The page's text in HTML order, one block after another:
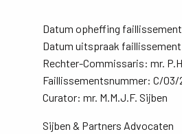
Datum opheffing
Datum uitspraak
Rechter-Commissaris: mr.
Faillissementsnummer: C/03/
Curator: mr. M.M.J.F. Sijben
Sijben & Partners Advocaten